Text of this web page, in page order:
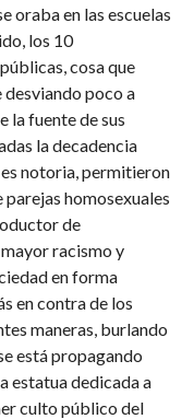
oraba en las escuelas
los 10
cosa que
desviando poco a
la fuente de sus
la decadencia
notoria, permitieron
homosexuales
de
racismo y
en forma
en contra de los
maneras, burlando
está propagando
estatua dedicada a
culto público del